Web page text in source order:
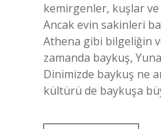
kemirgenler, kuşlar
Ancak evin sakinleri
Athena gibi bilgeliğin
zamanda baykuş,
Dinimizde baykuş ne
kültürü de baykuşa